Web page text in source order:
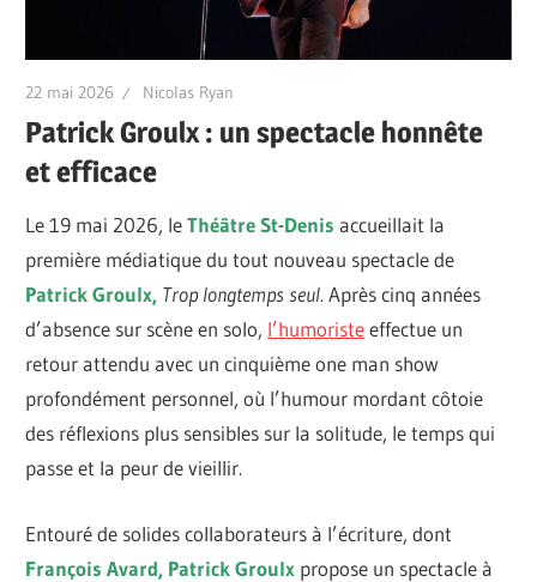
22 mai 2026 Nicolas Ryan
Patrick Groulx : un spectacle honnête
et efficace
Le 19 mai 2026, leThéâtre St-Denis accueillait la
première médiatique du tout nouveau spectacle de
Patrick Groulx, Trop longtemps seul. Après cinq années
d’absence sur scène en solo, l’humoristeeffectue un
retour attendu avec un cinquième one man show
profondément personnel, où l’humour mordant côtoie
des réflexions plus sensibles sur la solitude, le temps qui
passe et la peur de vieillir.
Entouré de solides collaborateurs à l’écriture, dont
François Avard, Patrick Groulx propose un spectacle à